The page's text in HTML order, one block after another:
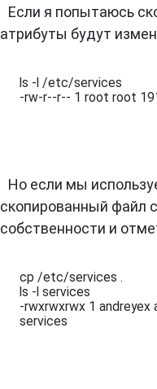
Если я попытаюсь
атрибуты будут
ls -l /etc/services
-rw-r--r-- 1 root root
Но если мы
скопированный файл
собственности и
cp /etc/services .
ls -l services
-rwxrwxrwx 1 andreyex
services